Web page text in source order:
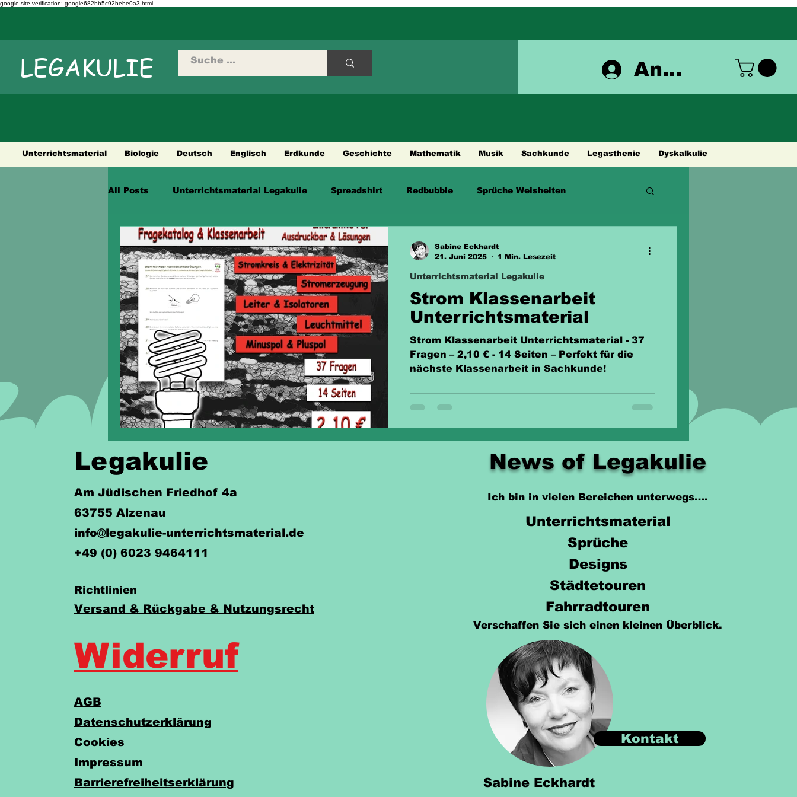
google-site-verification: google682bb5c92bebe0a3.html
LEGAKULIE Anmelden
Unterrichtsmaterial Biologie Deutsch Englisch Erdkunde Geschichte Mathematik Musik Sachkunde Legasthenie Dyskalkulie
All Posts Unterrichtsmaterial Legakulie Spreadshirt Redbubble Sprüche Weisheiten
Städtetouren Fahrradtouren
Strom Klassenarbeit
Unterrichtsmaterial
Strom Klassenarbeit Unterrichtsmaterial - 37
Fragen – 2,10 € - 14 Seiten – Perfekt für die
nächste Klassenarbeit in Sachkunde!
Unterrichtsmaterial Legakulie
Sabine Eckhardt
21. Juni 2025
1 Min. Lesezeit
Legakulie
Am Jüdischen Friedhof 4a
63755 Alzenau
info@legakulie-unterrichtsmaterial.de
+49 (0) 6023 9464111
Richtlinien
Versand & Rückgabe & Nutzungsrecht
Widerruf
AGB
Datenschutzerklärung
Cookies
Impressum
Barrierefreiheitserklärung
News of Legakulie
Ich bin in vielen Bereichen unterwegs….
Unterrichtsmaterial
Sprüche
Designs
Städtetouren
Fahrradtouren
Verschaffen Sie sich einen kleinen Überblick.
Kontakt
Sabine Eckhardt